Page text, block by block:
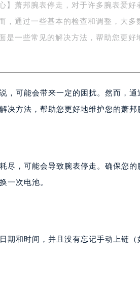
城）15层1508室（需提前预约）
7层704室（需提前预约）
南塔写字楼15层07室（需提前预约）
（需提前预约）
2406B室（需提前预约）
授权店）3层整层（需提前预约）
授权店）1层整层（需提前预约）
29层03室（需提前预约）
】萧邦腕表停走，对于许多腕表爱好
，通过一些基本的检查和调整，大多
是一些常见的解决方法，帮助您更好
，可能会带来一定的困扰。然而，通
决方法，帮助您更好地维护您的萧邦
尽，可能会导致腕表停走。确保您的
一次电池。
期和时间，并且没有忘记手动上链（